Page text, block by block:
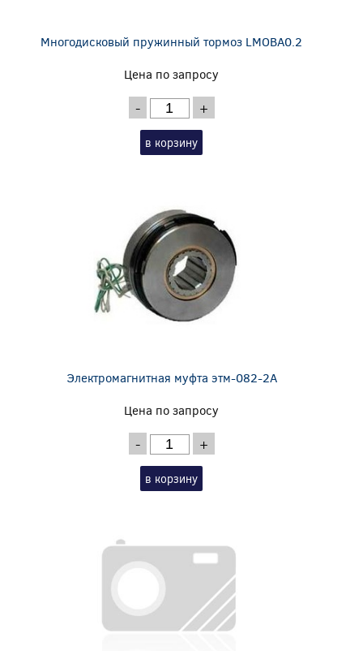
Многодисковый пружинный тормоз LMOBA0.2
Цена по запросу
- +
в корзину
Электромагнитная муфта этм-082-2А
Цена по запросу
- +
в корзину